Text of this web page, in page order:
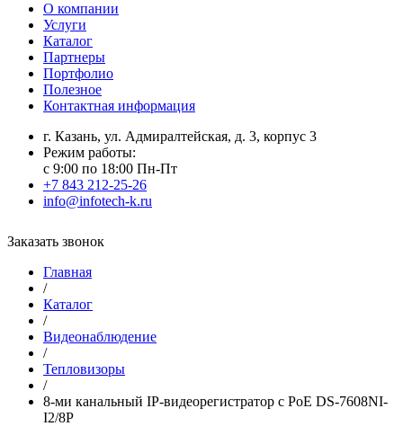
О компании
Услуги
Каталог
Партнеры
Портфолио
Полезное
Контактная информация
г. Казань, ул. Адмиралтейская, д. 3, корпус 3
Режим работы:
с 9:00 по 18:00 Пн-Пт
+7 843 212-25-26
info@infotech-k.ru
Заказать звонок
Главная
/
Каталог
/
Видеонаблюдение
/
Тепловизоры
/
8-ми канальный IP-видеорегистратор c PoE DS-7608NI-
I2/8P